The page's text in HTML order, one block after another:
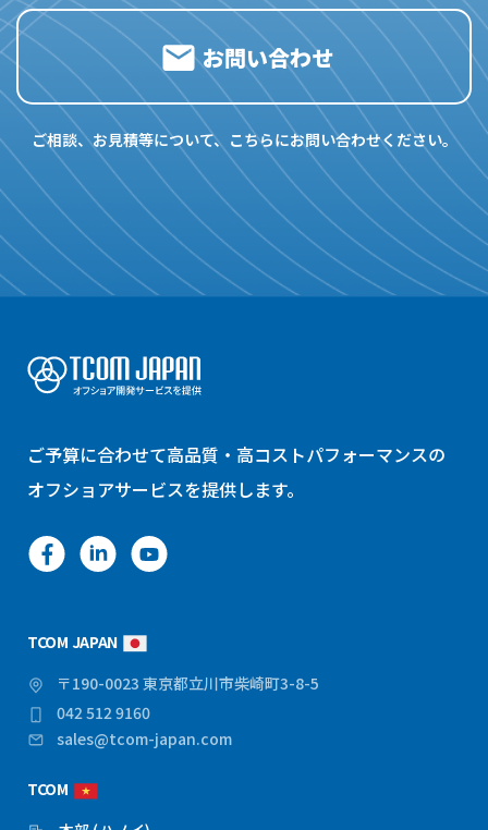
お問い合わせ
ご相談、お見積等について、こちらにお問い合わせください。
ご予算に合わせて高品質・高コストパフォーマンスの
オフショアサービスを提供します。
TCOM JAPAN
〒190-0023 東京都立川市柴崎町3-8-5
042 512 9160
sales@tcom-japan.com
TCOM